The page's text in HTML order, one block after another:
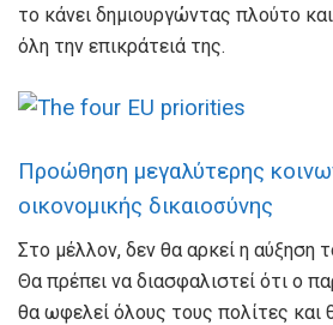
το κάνει δημιουργώντας πλούτο
όλη την επικράτειά της.
Προώθηση μεγαλύτερης
οικονομικής δικαιοσύνης
Στο μέλλον, δεν θα αρκεί η αύξηση
Θα πρέπει να διασφαλιστεί ότι ο
θα ωφελεί όλους τους πολίτες και